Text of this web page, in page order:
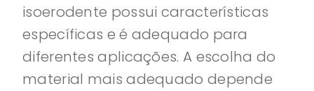
isoerodente possui características
específicas e é adequado para
diferentes aplicações. A escolha do
material mais adequado depende